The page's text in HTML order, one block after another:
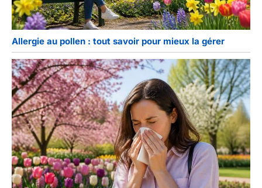
Allergie au pollen : tout savoir pour mieux la gérer